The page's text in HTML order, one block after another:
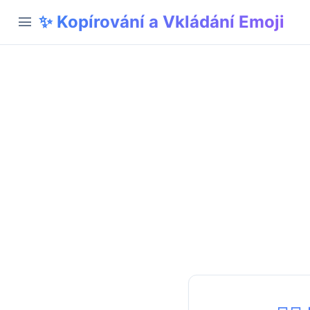
menu ✨ Kopírování a Vkládání Emoji